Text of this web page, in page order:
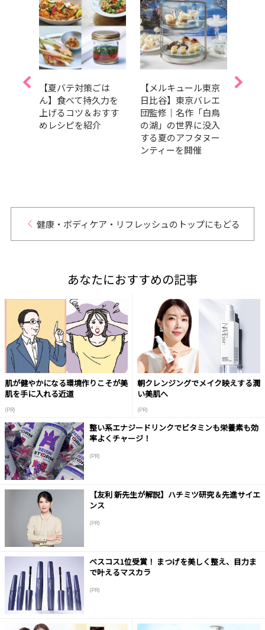
【夏バテ対策ごは
ん】食べて持久力を
上げるコツ＆おすす
めレシピを紹介
【メルキュール東京
日比谷】東京バレエ
団監修｜名作「白鳥
の湖」の世界に没入
する夏のアフタヌー
ンティーを開催
【食
健康・ボディケア・リフレッシュのトップにもどる
あなたにおすすめの記事
肌が健やかになる環境作りこそが美
肌を手に入れる近道
(PR)
朝クレンジングでメイク映えする潤
い美肌へ
(PR)
整い系エナジードリンクでビタミンも栄養素も効
率よくチャージ！
(PR)
【友利 新先生が解説】ハチミツ研究＆先進サイエ
ンス
(PR)
ベスコス1位受賞！ まつげを美しく整え、目力ま
で叶えるマスカラ
(PR)